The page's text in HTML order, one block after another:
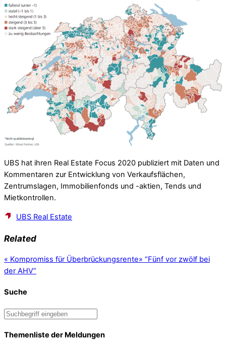
UBS hat ihren Real Estate Focus 2020 publiziert mit Daten und
Kommentaren zur Entwicklung von Verkaufsflächen,
Zentrumslagen, Immobilienfonds und -aktien, Tends und
Mietkontrollen.
UBS Real Estate
Related
« Kompromiss für Überbrückungsrente» “Fünf vor zwölf bei
der AHV”
Suche
Themenliste der Meldungen